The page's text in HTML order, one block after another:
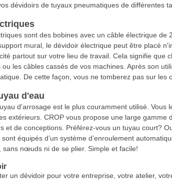
dévidoirs de tuyaux pneumatiques de différentes
sont des bobines avec un câble électrique
mural, le dévidoir électrique peut être placé
partout sur votre lieu de travail. Cela signifie que
les câbles cassés de vos machines. Après son
De cette façon, vous ne tomberez pas sur les
d'eau
d'arrosage est le plus couramment utilisé.
extérieurs. CROP vous propose une large
et de conceptions. Préférez-vous un tuyau court?
équipés d’un système d’enroulement
sans nœuds ni de se plier. Simple et facile!
un dévidoir pour votre entreprise, votre atelier,